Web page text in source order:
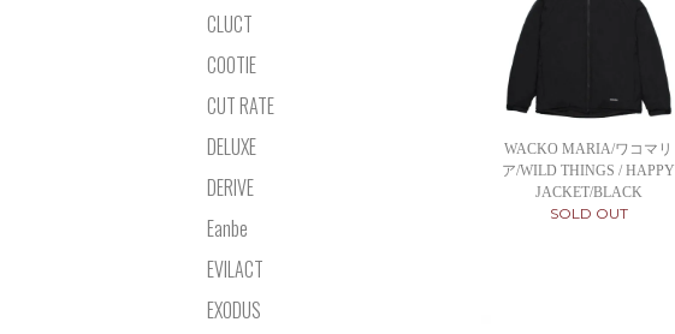
WACKO MARIA/ワコマリ
ア/WILD THINGS / HAPPY
JACKET/BLACK
SOLD OUT
CLUCT
COOTIE
CUT RATE
DELUXE
DERIVE
Eanbe
EVILACT
EXODUS